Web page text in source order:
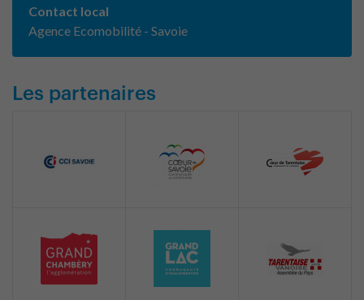
Contact local
Agence Ecomobilité - Savoie
Les partenaires